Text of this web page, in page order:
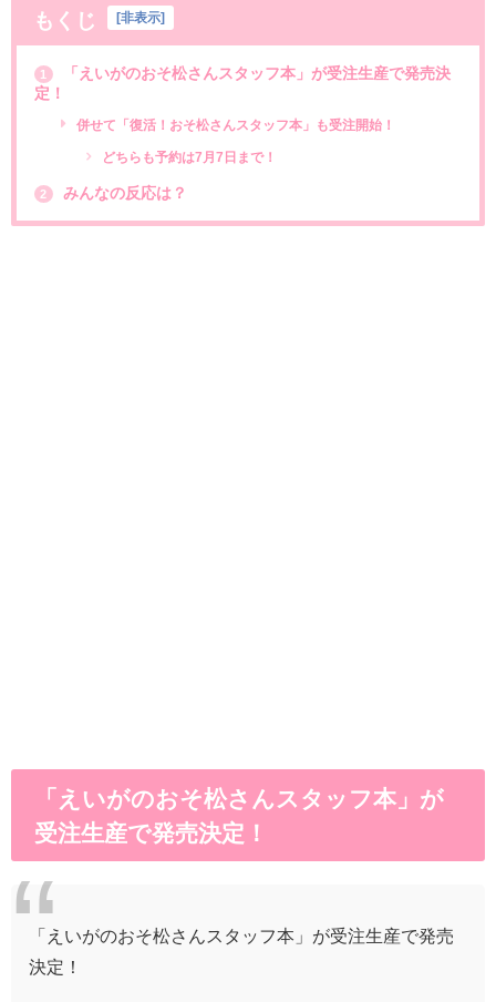
もくじ 非表示
1
「えいがのおそ松さんスタッフ本」が受注生産で発売決
定！
併せて「復活！おそ松さんスタッフ本」も受注開始！
どちらも予約は7月7日まで！
2 みんなの反応は？
「えいがのおそ松さんスタッフ本」が
受注生産で発売決定！
「えいがのおそ松さんスタッフ本」が受注生産で発売
決定！